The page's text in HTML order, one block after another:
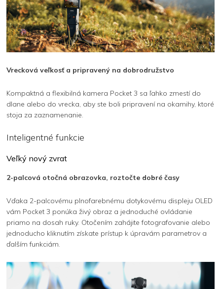
Vrecková veľkosť a pripravený na dobrodružstvo
Kompaktná a flexibilná kamera Pocket 3 sa ľahko zmestí do
dlane alebo do vrecka, aby ste boli pripravení na okamihy, ktoré
stoja za zaznamenanie.
Inteligentné funkcie
Veľký nový zvrat
2-palcová otočná obrazovka, roztočte dobré časy
Vďaka 2-palcovému plnofarebnému dotykovému displeju OLED
vám Pocket 3 ponúka živý obraz a jednoduché ovládanie
priamo na dosah ruky. Otočením zahájite fotografovanie alebo
jednoducho kliknutím získate prístup k úpravám parametrov a
ďalším funkciám.